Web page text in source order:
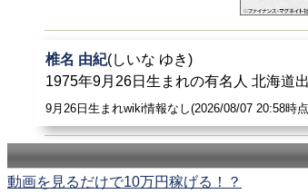
椎名 由紀(しいな ゆき)
1975年9月26日生まれの有名人 北海道
9月26日生まれwiki情報なし(2026/08/07 20:58時
動画を見るだけで10万円稼げる！？